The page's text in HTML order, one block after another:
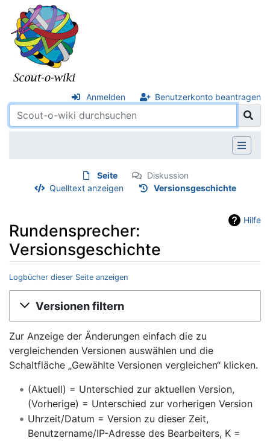
Anmelden Benutzerkonto beantragen
Seite
Diskussion
Quelltext anzeigen
Versionsgeschichte
Hilfe
Rundensprecher:
Versionsgeschichte
Logbücher dieser Seite anzeigen
Wechseln zu:Navigation,Suche
Versionen filtern
Zur Anzeige der Änderungen einfach die zu
vergleichenden Versionen auswählen und die
Schaltfläche „Gewählte Versionen vergleichen“ klicken.
(Aktuell) = Unterschied zur aktuellen Version,
(Vorherige) = Unterschied zur vorherigen Version
Uhrzeit/Datum = Version zu dieser Zeit,
Benutzername/IP-Adresse des Bearbeiters, K =